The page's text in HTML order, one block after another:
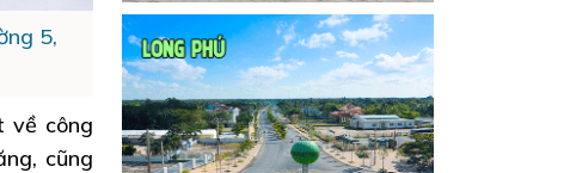
5,
về công
cũng